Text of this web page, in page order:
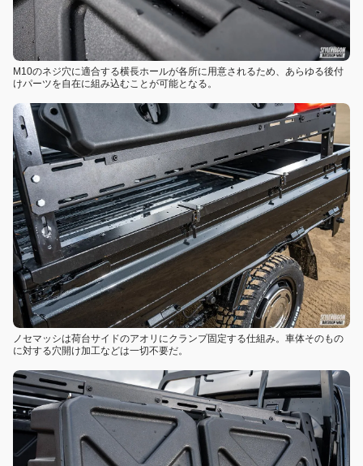
M10のネジ穴に適合する横長ホールが各所に用意されるため、あらゆる後付
けパーツを自在に組み込むことが可能となる。
ノセマッシは荷台サイドのアオリにクランプ固定する仕組み。車体そのもの
に対する穴開け加工などは一切不要だ。